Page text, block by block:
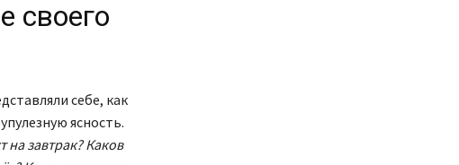
своего
себе, как
ясность.
на завтрак? Каков